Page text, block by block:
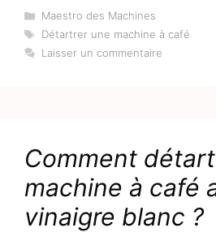
Catégories
Maestro des Machines
Étiquettes
Détartrer une machine à café
Laisser un commentaire
Comment
machine à café
vinaigre blanc ?